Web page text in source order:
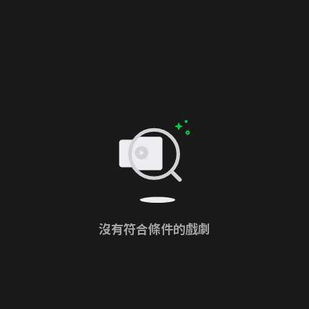
沒有符合條件的戲劇